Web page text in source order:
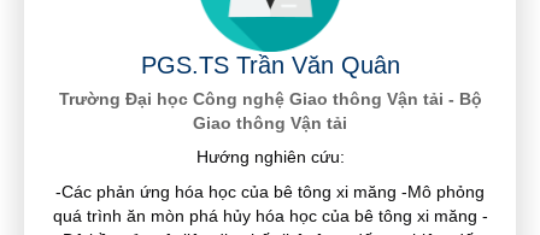
PGS.TS Trần Văn Quân
Trường Đại học Công nghệ Giao thông Vận tải - Bộ
Giao thông Vận tải
Hướng nghiên cứu:
-Các phản ứng hóa học của bê tông xi măng -Mô phỏng
quá trình ăn mòn phá hủy hóa học của bê tông xi măng -